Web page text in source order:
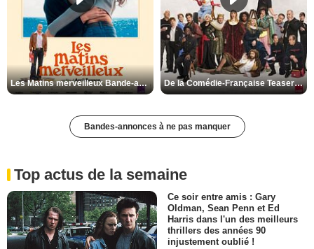
Les Matins merveilleux Bande-annonce VF De la Comédie-Française Teaser VF
Bandes-annonces à ne pas manquer
Top actus de la semaine
Ce soir entre amis : Gary
Oldman, Sean Penn et Ed
Harris dans l'un des meilleurs
thrillers des années 90
injustement oublié !